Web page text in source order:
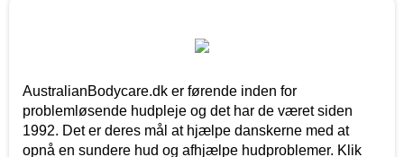
AustralianBodycare.dk er førende inden for
problemløsende hudpleje og det har de været siden
1992. Det er deres mål at hjælpe danskerne med at
opnå en sundere hud og afhjælpe hudproblemer. Klik